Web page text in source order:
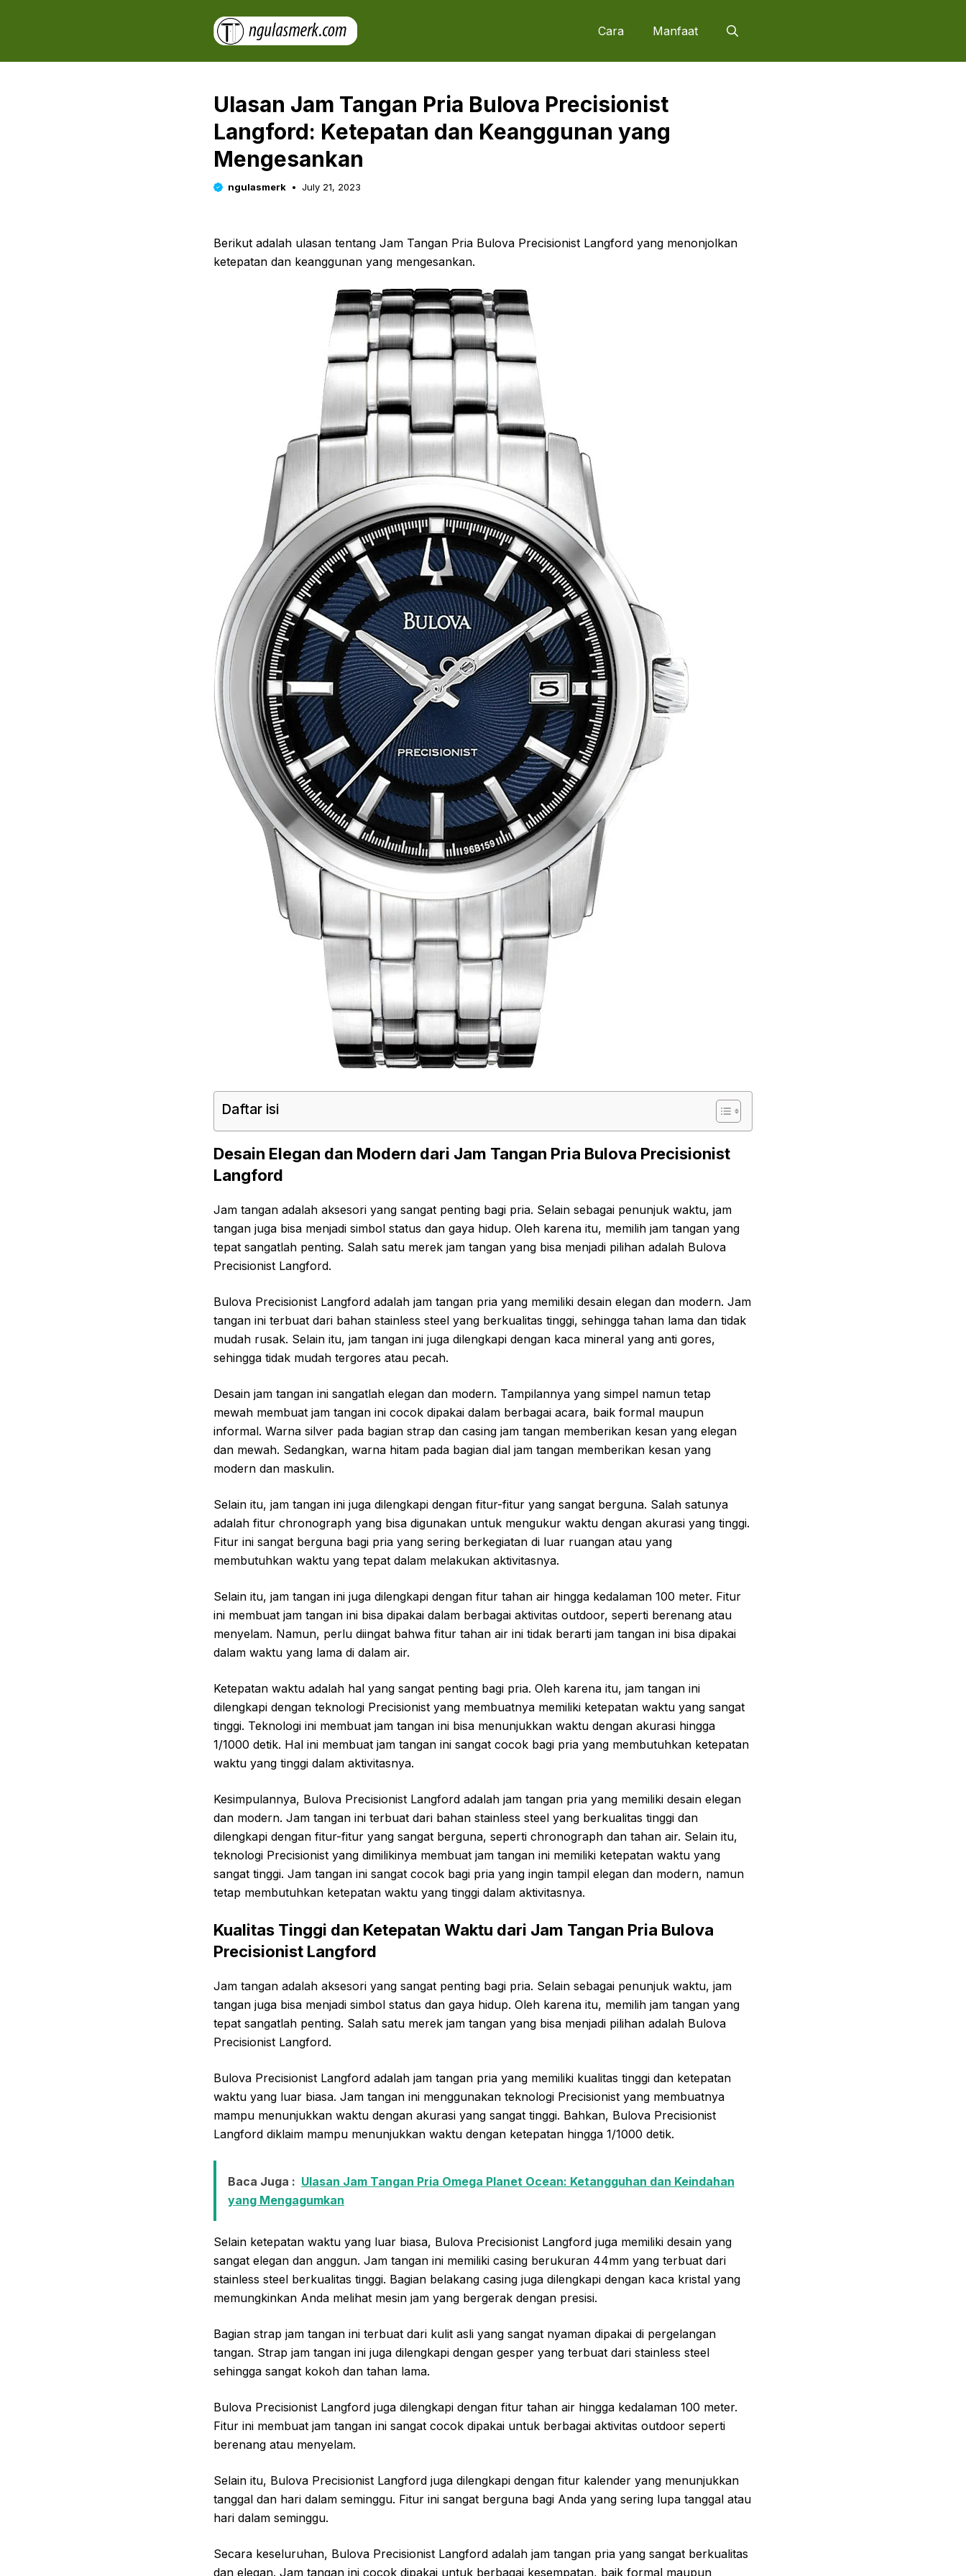
Cara Manfaat
Ulasan Jam Tangan Pria Bulova Precisionist
Langford: Ketepatan dan Keanggunan yang
Mengesankan
ngulasmerk July 21, 2023
Berikut adalah ulasan tentang Jam Tangan Pria Bulova Precisionist Langford yang menonjolkan
ketepatan dan keanggunan yang mengesankan.
Daftar isi
Desain Elegan dan Modern dari Jam Tangan Pria Bulova Precisionist
Langford
Jam tangan adalah aksesori yang sangat penting bagi pria. Selain sebagai penunjuk waktu, jam
tangan juga bisa menjadi simbol status dan gaya hidup. Oleh karena itu, memilih jam tangan yang
tepat sangatlah penting. Salah satu merek jam tangan yang bisa menjadi pilihan adalah Bulova
Precisionist Langford.
Bulova Precisionist Langford adalah jam tangan pria yang memiliki desain elegan dan modern. Jam
tangan ini terbuat dari bahan stainless steel yang berkualitas tinggi, sehingga tahan lama dan tidak
mudah rusak. Selain itu, jam tangan ini juga dilengkapi dengan kaca mineral yang anti gores,
sehingga tidak mudah tergores atau pecah.
Desain jam tangan ini sangatlah elegan dan modern. Tampilannya yang simpel namun tetap
mewah membuat jam tangan ini cocok dipakai dalam berbagai acara, baik formal maupun
informal. Warna silver pada bagian strap dan casing jam tangan memberikan kesan yang elegan
dan mewah. Sedangkan, warna hitam pada bagian dial jam tangan memberikan kesan yang
modern dan maskulin.
Selain itu, jam tangan ini juga dilengkapi dengan fitur-fitur yang sangat berguna. Salah satunya
adalah fitur chronograph yang bisa digunakan untuk mengukur waktu dengan akurasi yang tinggi.
Fitur ini sangat berguna bagi pria yang sering berkegiatan di luar ruangan atau yang
membutuhkan waktu yang tepat dalam melakukan aktivitasnya.
Selain itu, jam tangan ini juga dilengkapi dengan fitur tahan air hingga kedalaman 100 meter. Fitur
ini membuat jam tangan ini bisa dipakai dalam berbagai aktivitas outdoor, seperti berenang atau
menyelam. Namun, perlu diingat bahwa fitur tahan air ini tidak berarti jam tangan ini bisa dipakai
dalam waktu yang lama di dalam air.
Ketepatan waktu adalah hal yang sangat penting bagi pria. Oleh karena itu, jam tangan ini
dilengkapi dengan teknologi Precisionist yang membuatnya memiliki ketepatan waktu yang sangat
tinggi. Teknologi ini membuat jam tangan ini bisa menunjukkan waktu dengan akurasi hingga
1/1000 detik. Hal ini membuat jam tangan ini sangat cocok bagi pria yang membutuhkan ketepatan
waktu yang tinggi dalam aktivitasnya.
Kesimpulannya, Bulova Precisionist Langford adalah jam tangan pria yang memiliki desain elegan
dan modern. Jam tangan ini terbuat dari bahan stainless steel yang berkualitas tinggi dan
dilengkapi dengan fitur-fitur yang sangat berguna, seperti chronograph dan tahan air. Selain itu,
teknologi Precisionist yang dimilikinya membuat jam tangan ini memiliki ketepatan waktu yang
sangat tinggi. Jam tangan ini sangat cocok bagi pria yang ingin tampil elegan dan modern, namun
tetap membutuhkan ketepatan waktu yang tinggi dalam aktivitasnya.
Kualitas Tinggi dan Ketepatan Waktu dari Jam Tangan Pria Bulova
Precisionist Langford
Jam tangan adalah aksesori yang sangat penting bagi pria. Selain sebagai penunjuk waktu, jam
tangan juga bisa menjadi simbol status dan gaya hidup. Oleh karena itu, memilih jam tangan yang
tepat sangatlah penting. Salah satu merek jam tangan yang bisa menjadi pilihan adalah Bulova
Precisionist Langford.
Bulova Precisionist Langford adalah jam tangan pria yang memiliki kualitas tinggi dan ketepatan
waktu yang luar biasa. Jam tangan ini menggunakan teknologi Precisionist yang membuatnya
mampu menunjukkan waktu dengan akurasi yang sangat tinggi. Bahkan, Bulova Precisionist
Langford diklaim mampu menunjukkan waktu dengan ketepatan hingga 1/1000 detik.
Baca Juga : Ulasan Jam Tangan Pria Omega Planet Ocean: Ketangguhan dan Keindahan
yang Mengagumkan
Selain ketepatan waktu yang luar biasa, Bulova Precisionist Langford juga memiliki desain yang
sangat elegan dan anggun. Jam tangan ini memiliki casing berukuran 44mm yang terbuat dari
stainless steel berkualitas tinggi. Bagian belakang casing juga dilengkapi dengan kaca kristal yang
memungkinkan Anda melihat mesin jam yang bergerak dengan presisi.
Bagian strap jam tangan ini terbuat dari kulit asli yang sangat nyaman dipakai di pergelangan
tangan. Strap jam tangan ini juga dilengkapi dengan gesper yang terbuat dari stainless steel
sehingga sangat kokoh dan tahan lama.
Bulova Precisionist Langford juga dilengkapi dengan fitur tahan air hingga kedalaman 100 meter.
Fitur ini membuat jam tangan ini sangat cocok dipakai untuk berbagai aktivitas outdoor seperti
berenang atau menyelam.
Selain itu, Bulova Precisionist Langford juga dilengkapi dengan fitur kalender yang menunjukkan
tanggal dan hari dalam seminggu. Fitur ini sangat berguna bagi Anda yang sering lupa tanggal atau
hari dalam seminggu.
Secara keseluruhan, Bulova Precisionist Langford adalah jam tangan pria yang sangat berkualitas
dan elegan. Jam tangan ini cocok dipakai untuk berbagai kesempatan, baik formal maupun